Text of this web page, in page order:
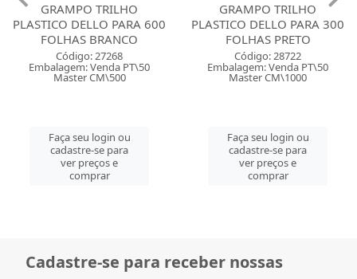
GRAMPO TRILHO
PLASTICO DELLO PARA 600
FOLHAS BRANCO
Código: 27268
Embalagem: Venda PT\50
Master CM\500
Faça seu login ou
cadastre-se para
ver preços e
comprar
GRAMPO TRILHO
PLASTICO DELLO PARA 300
FOLHAS PRETO
Código: 28722
Embalagem: Venda PT\50
Master CM\1000
Faça seu login ou
cadastre-se para
ver preços e
comprar
Cadastre-se para receber nossas